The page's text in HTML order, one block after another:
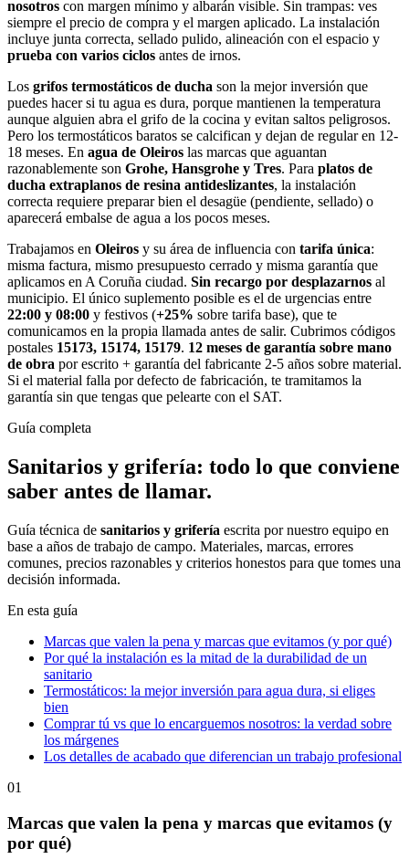
nosotros con margen mínimo y albarán visible. Sin trampas: ves
siempre el precio de compra y el margen aplicado. La instalación
incluye junta correcta, sellado pulido, alineación con el espacio y
prueba con varios ciclos antes de irnos.
Los grifos termostáticos de ducha son la mejor inversión que
puedes hacer si tu agua es dura, porque mantienen la temperatura
aunque alguien abra el grifo de la cocina y evitan saltos peligrosos.
Pero los termostáticos baratos se calcifican y dejan de regular en 12-
18 meses. En agua de Oleiros las marcas que aguantan
razonablemente son Grohe, Hansgrohe y Tres. Para platos de
ducha extraplanos de resina antideslizantes, la instalación
correcta requiere preparar bien el desagüe (pendiente, sellado) o
aparecerá embalse de agua a los pocos meses.
Trabajamos en Oleiros y su área de influencia con tarifa única:
misma factura, mismo presupuesto cerrado y misma garantía que
aplicamos en A Coruña ciudad. Sin recargo por desplazarnos al
municipio. El único suplemento posible es el de urgencias entre
22:00 y 08:00 y festivos (+25% sobre tarifa base), que te
comunicamos en la propia llamada antes de salir. Cubrimos códigos
postales 15173, 15174, 15179. 12 meses de garantía sobre mano
de obra por escrito + garantía del fabricante 2-5 años sobre material.
Si el material falla por defecto de fabricación, te tramitamos la
garantía sin que tengas que pelearte con el SAT.
Guía completa
Sanitarios y grifería: todo lo que conviene
saber antes de llamar.
Guía técnica de sanitarios y grifería escrita por nuestro equipo en
base a años de trabajo de campo. Materiales, marcas, errores
comunes, precios razonables y criterios honestos para que tomes una
decisión informada.
En esta guía
Marcas que valen la pena y marcas que evitamos (y por qué)
Por qué la instalación es la mitad de la durabilidad de un
sanitario
Termostáticos: la mejor inversión para agua dura, si eliges
bien
Comprar tú vs que lo encarguemos nosotros: la verdad sobre
los márgenes
Los detalles de acabado que diferencian un trabajo profesional
01
Marcas que valen la pena y marcas que evitamos (y
por qué)